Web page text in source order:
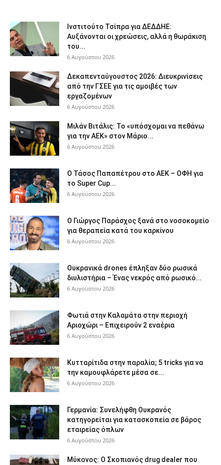
Ινστιτούτο Τσίπρα για ΔΕΔΔΗΕ:
Αυξάνονται οι χρεώσεις, αλλά η θωράκιση
του...
6 Αυγούστου 2026
Δεκαπενταύγουστος 2026: Διευκρινίσεις
από την ΓΣΕΕ για τις αμοιβές των
εργαζομένων
6 Αυγούστου 2026
Μιλάν Βιτάλις: Το «υπόσχομαι να πεθάνω
για την ΑΕΚ» στον Μάριο...
6 Αυγούστου 2026
Ο Τάσος Παπαπέτρου στο ΑΕΚ – ΟΦΗ για
το Super Cup...
6 Αυγούστου 2026
O Γιώργος Παράσχος ξανά στο νοσοκομείο
για θεραπεία κατά του καρκίνου
6 Αυγούστου 2026
Ουκρανικά drones έπληξαν δύο ρωσικά
διυλιστήρια – Ένας νεκρός από ρωσικό...
6 Αυγούστου 2026
Φωτιά στην Καλαμάτα στην περιοχή
Αριοχώρι – Επιχειρούν 2 εναέρια
6 Αυγούστου 2026
Κυτταρίτιδα στην παραλία; 5 tricks για να
την καμουφλάρετε μέσα σε...
6 Αυγούστου 2026
Γερμανία: Συνελήφθη Ουκρανός
κατηγορείται για κατασκοπεία σε βάρος
εταιρείας όπλων
6 Αυγούστου 2026
Μύκονος: Ο Σκοπιανός drug dealer που